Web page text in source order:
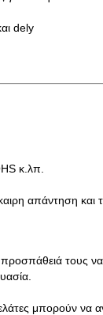
dely
κ.λπ.
απάντηση και
προσπάθειά τους
μπορούν να